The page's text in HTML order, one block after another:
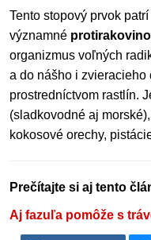
Tento stopový prvok
významné
organizmus voľných
a do nášho i zvieracieho
prostredníctvom rastlín.
(sladkovodné aj
kokosové orechy,
Prečítajte si aj tento
Aj fazuľa pomôže s